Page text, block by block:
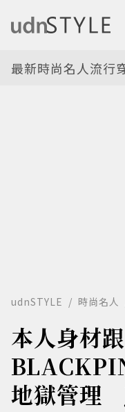
最新時尚名人流行
udnSTYLE 時尚名人
本人身材
地獄管理